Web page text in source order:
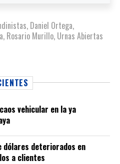
, Daniel Ortega,
, Rosario Murillo, Urnas Abiertas
vehicular en la ya
dólares deteriorados en
a clientes